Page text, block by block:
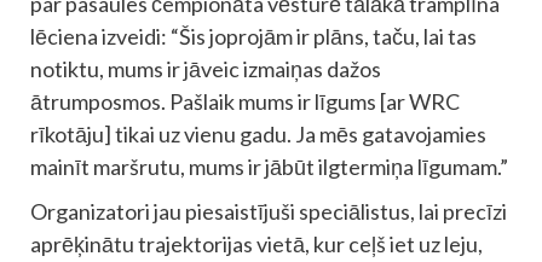
lēciena izveidi: “Šis joprojām ir plāns, taču, lai tas
notiktu, mums ir jāveic izmaiņas dažos
ātrumposmos. Pašlaik mums ir līgums [ar WRC
rīkotāju] tikai uz vienu gadu. Ja mēs gatavojamies
mainīt maršrutu, mums ir jābūt ilgtermiņa līgumam.”
Organizatori jau piesaistījuši speciālistus, lai precīzi
aprēķinātu trajektorijas vietā, kur ceļš iet uz leju,